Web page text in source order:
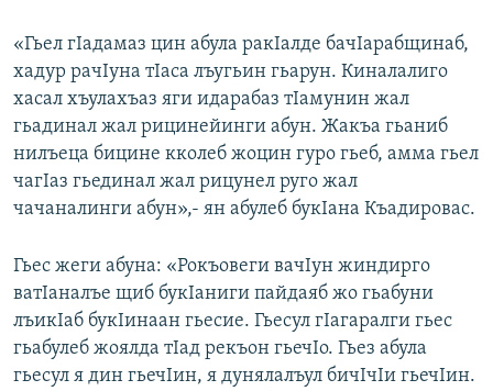
«Гьел гIадамаз цин абула ракIалде бачIарабщинаб,
хадур рачIуна тIаса лъугьин гьарун. Киналалиго
хасал хъулахъаз яги идарабаз тIамунин жал
гьадинал жал рицинейинги абун. Жакъа гьаниб
нилъеца бицине кколеб жоцин гуро гьеб, амма гьел
чагIаз гьединал жал рицунел руго жал
чачаналинги абун»,- ян абулеб букIана Къадировас.
Гьес жеги абуна: «Рокъовеги вачIун жиндирго
ватIаналъе щиб букIаниги пайдаяб жо гьабуни
лъикIаб букIинаан гьесие. Гьесул гIагаралги гьес
гьабулеб жоялда тIад рекъон гьечIо. Гьез абула
гьесул я дин гьечIин, я дунялалъул бичIчIи гьечIин.